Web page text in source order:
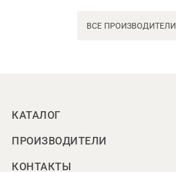
ВСЕ ПРОИЗВОДИТЕЛИ
КАТАЛОГ
ПРОИЗВОДИТЕЛИ
КОНТАКТЫ